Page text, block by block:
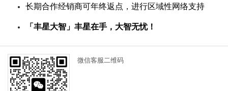
长期合作经销商可年终返点，进行区域性网络支持
「丰星大智」丰星在手，大智无忧！
微信客服二维码